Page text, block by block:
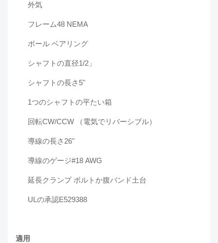
外気
フレーム48 NEMA
ボール ベアリング
シャフトの直径1/2」
シャフトの長さ5"
1つのシャフトの平たい箱
回転CW/CCW （電気でリバーシブル）
導線の長さ26"
導線のゲージ#18 AWG
延長クランプ ボルトか腹バンド土台
ULの承認E529388
適用